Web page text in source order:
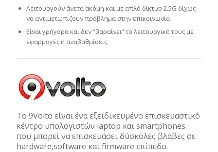
Λειτουργούν άνετα ακόμη και με απλό δίκτυο 2.5G δίχως
να αντιμετωπίζουν πρόβλημα στην επικοινωνία
Είναι γρήγορα και δεν “βαραίνει” το λειτουργικό τους με
εφαρμογές ή αναβαθμίσεις.
Το 9Volto είναι ένα εξειδικευμένο επισκευαστικό
κέντρο υπολογιστών laptop και smartphones
που μπορεί να επισκευάσει δύσκολες βλάβες σε
hardware,software και firmware επίπεδο.